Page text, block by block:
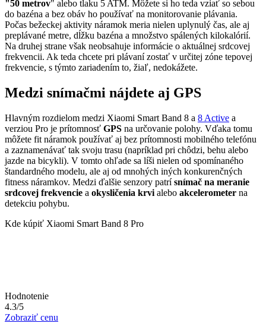
"50 metrov" alebo tlaku 5 ATM. Môžete si ho teda vziať so sebou
do bazéna a bez obáv ho používať na monitorovanie plávania.
Počas bežeckej aktivity náramok meria nielen uplynulý čas, ale aj
preplávané metre, dĺžku bazéna a množstvo spálených kilokalórií.
Na druhej strane však neobsahuje informácie o aktuálnej srdcovej
frekvencii. Ak teda chcete pri plávaní zostať v určitej zóne tepovej
frekvencie, s týmto zariadením to, žiaľ, nedokážete.
Medzi snímačmi nájdete aj GPS
Hlavným rozdielom medzi Xiaomi Smart Band 8 a 8 Active a
verziou Pro je prítomnosť GPS na určovanie polohy. Vďaka tomu
môžete fit náramok používať aj bez prítomnosti mobilného telefónu
a zaznamenávať tak svoju trasu (napríklad pri chôdzi, behu alebo
jazde na bicykli). V tomto ohľade sa líši nielen od spomínaného
štandardného modelu, ale aj od mnohých iných konkurenčných
fitness náramkov. Medzi ďalšie senzory patrísnímač na meranie
srdcovej frekvencie a okysličenia krvi alebo akcelerometer na
detekciu pohybu.
Kde kúpiť Xiaomi Smart Band 8 Pro
Hodnotenie
4.3/5
Zobraziť cenu